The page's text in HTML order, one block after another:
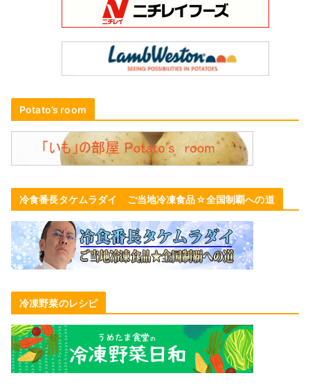
Potato’s room
冷食番長タケムラダイ ご当地冷凍食品☆全国制覇への道
冷凍野菜のレシピ